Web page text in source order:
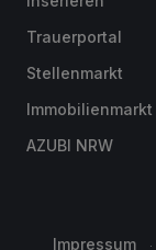
Trauerportal
Stellenmarkt
Immobilienmarkt
AZUBI NRW
Impressum